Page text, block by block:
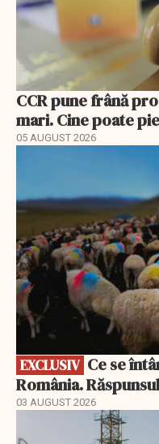
CCR pune frână
mari. Cine poate
05 AUGUST 2026
EXCLUSIV
România.
03 AUGUST 2026